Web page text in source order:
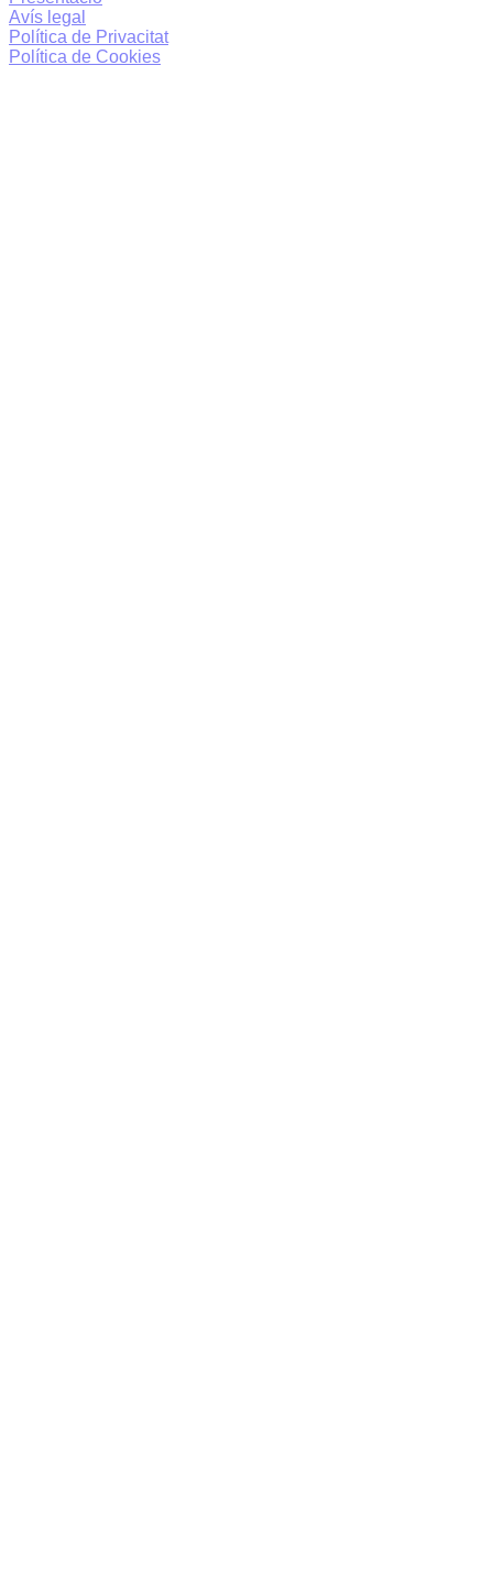
Avís legal
Política de Privacitat
Política de Cookies